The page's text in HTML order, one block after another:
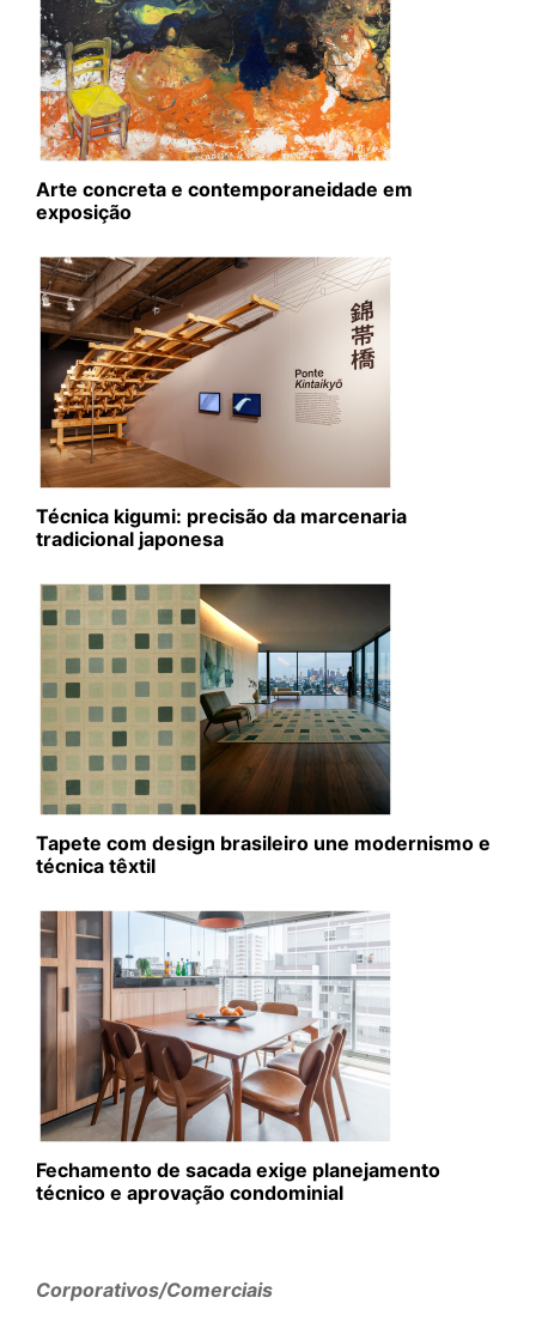
Arte concreta e contemporaneidade em
exposição
Técnica kigumi: precisão da marcenaria
tradicional japonesa
Tapete com design brasileiro une modernismo e
técnica têxtil
Fechamento de sacada exige planejamento
técnico e aprovação condominial
Corporativos/Comerciais